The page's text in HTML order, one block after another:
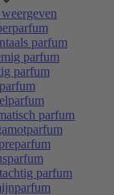
parfum
parfum
parfum
parfum
parfum